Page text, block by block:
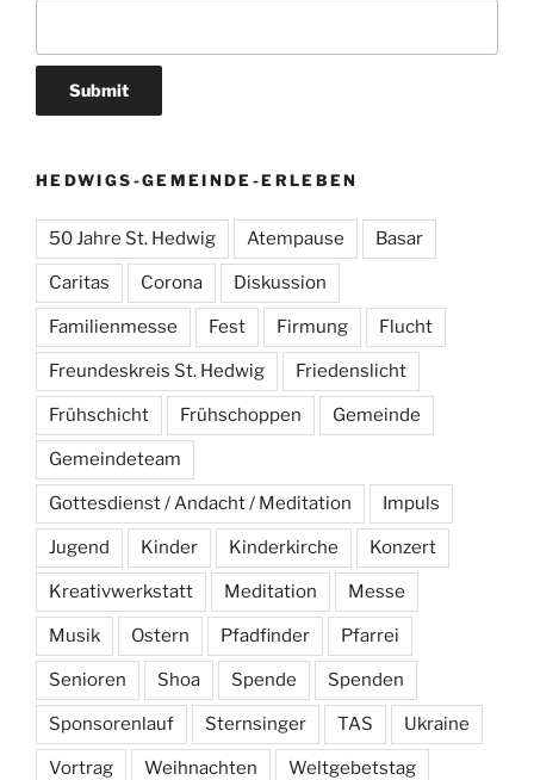
HEDWIGS-GEMEINDE-ERLEBEN
50 Jahre St. Hedwig Atempause Basar
Caritas Corona Diskussion
Familienmesse Fest Firmung Flucht
Freundeskreis St. Hedwig Friedenslicht
Frühschicht Frühschoppen Gemeinde
Gemeindeteam
Gottesdienst / Andacht / Meditation Impuls
Jugend Kinder Kinderkirche Konzert
Kreativwerkstatt Meditation Messe
Musik Ostern Pfadfinder Pfarrei
Senioren Shoa Spende Spenden
Sponsorenlauf Sternsinger TAS Ukraine
Vortrag Weihnachten Weltgebetstag